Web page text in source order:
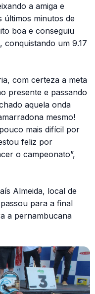
a amiga e
últimos minutos de
boa e conseguiu
um 9.17
com certeza a meta
presente e passando
aquela onda
mesmo!
mais difícil por
feliz por
o campeonato”,
Almeida, local de
para a final
a pernambucana